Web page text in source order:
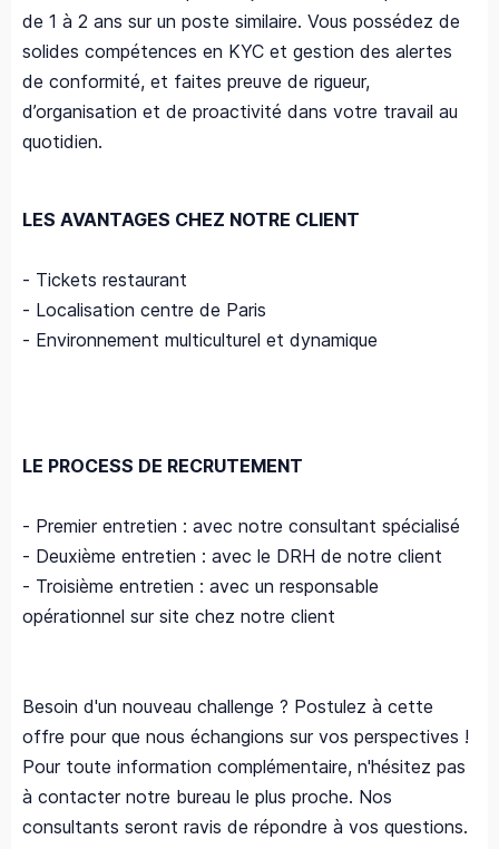
de 1 à 2 ans sur un poste similaire. Vous possédez de
solides compétences en KYC et gestion des alertes
de conformité, et faites preuve de rigueur,
d’organisation et de proactivité dans votre travail au
quotidien.
LES AVANTAGES CHEZ NOTRE CLIENT
- Tickets restaurant
- Localisation centre de Paris
- Environnement multiculturel et dynamique
LE PROCESS DE RECRUTEMENT
- Premier entretien : avec notre consultant spécialisé
- Deuxième entretien : avec le DRH de notre client
- Troisième entretien : avec un responsable
opérationnel sur site chez notre client
Besoin d'un nouveau challenge ? Postulez à cette
offre pour que nous échangions sur vos perspectives !
Pour toute information complémentaire, n'hésitez pas
à contacter notre bureau le plus proche. Nos
consultants seront ravis de répondre à vos questions.